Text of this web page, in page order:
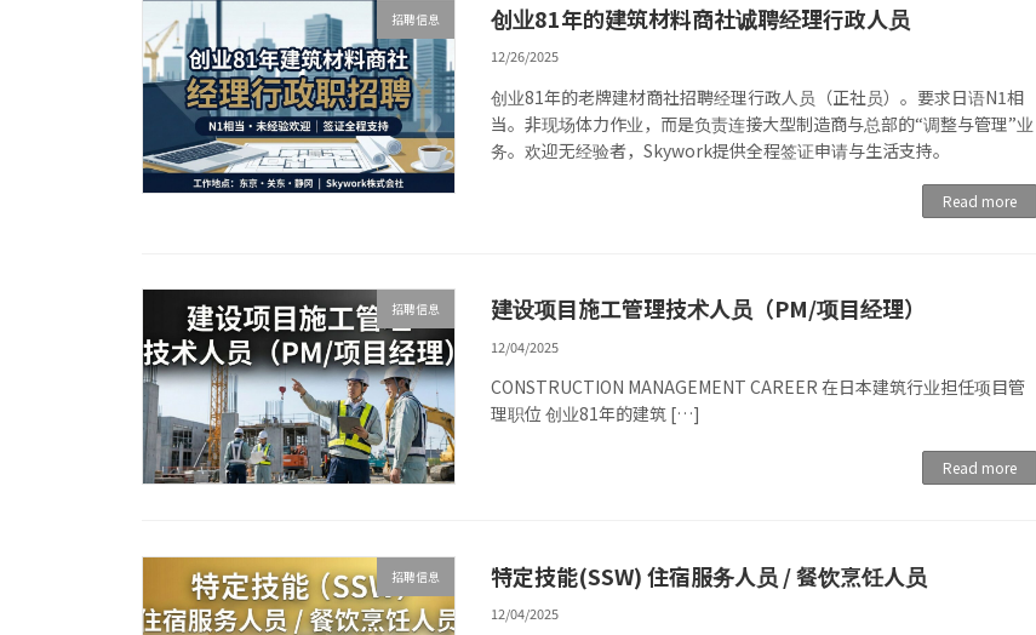
招聘信息 创业81年的建筑材料商社诚聘经理行政人员
12/26/2025
创业81年的老牌建材商社招聘经理行政人员（正社员）。要求日语N1相
当。非现场体力作业，而是负责连接大型制造商与总部的“调整与管理”业
务。欢迎无经验者，Skywork提供全程签证申请与生活支持。
Read more
招聘信息 建设项目施工管理技术人员（PM/项目经理）
12/04/2025
CONSTRUCTION MANAGEMENT CAREER 在日本建筑行业担任项目管
理职位 创业81年的建筑 […]
Read more
招聘信息 特定技能(SSW) 住宿服务人员 / 餐饮烹饪人员
12/04/2025